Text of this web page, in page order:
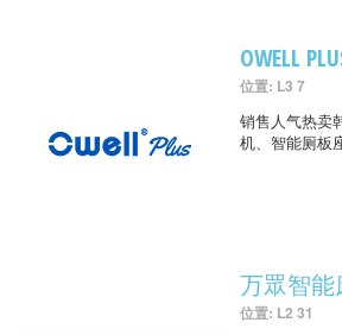
OWELL
位置: L3 7
销售人气热卖
机、智能厕板
万眾智能
位置: L2 31